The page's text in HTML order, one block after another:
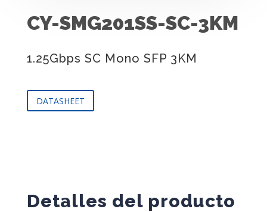
CY-SMG201SS-SC-3KM
1.25Gbps SC Mono SFP 3KM
DATASHEET
Detalles del producto